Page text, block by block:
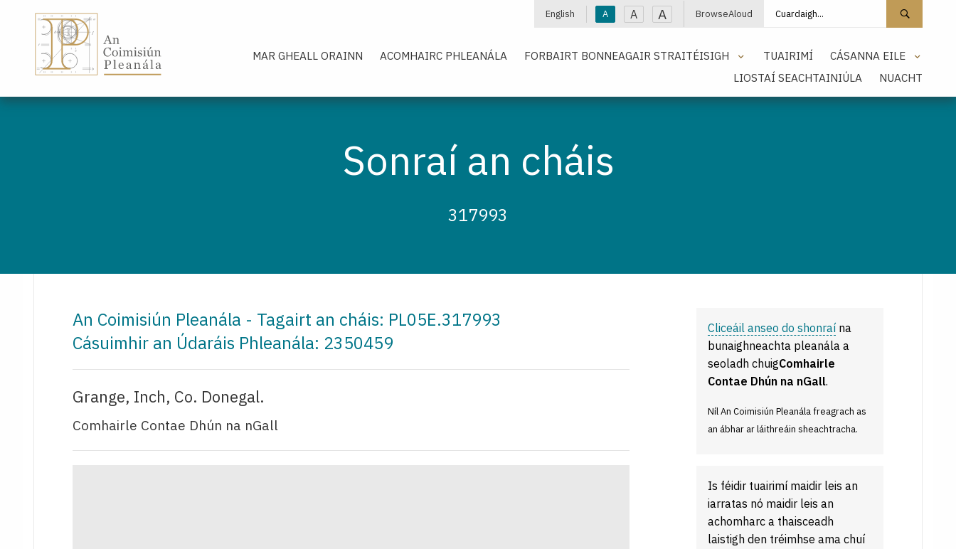
English A A A BrowseAloud Cuardaigh láithreán
MAR GHEALL ORAINN ACOMHAIRC PHLEANÁLA FORBAIRT BONNEAGAIR STRAITÉISIGH TUAIRIMÍ
CÁSANNA EILE
LIOSTAÍ SEACHTAINIÚLA
NUACHT
Sonraí an cháis
317993
An Coimisiún Pleanála - Tagairt an cháis: PL05E.317993
Cásuimhir an Údaráis Phleanála: 2350459
Grange, Inch, Co. Donegal.
Comhairle Contae Dhún na nGall
Cliceáil anseo do shonraí na
bunaighneachta pleanála a
seoladh chuigComhairle
Contae Dhún na nGall.
Níl An Coimisiún Pleanála freagrach as
an ábhar ar láithreáin sheachtracha.
Is féidir tuairimí maidir leis an
iarratas nó maidir leis an
achomharc a thaisceadh
laistigh den tréimhse ama chuí